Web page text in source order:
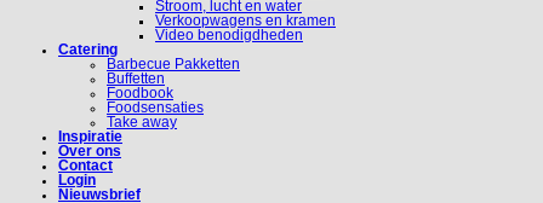
Stroom, lucht en water
Verkoopwagens en kramen
Video benodigdheden
Catering
Barbecue Pakketten
Buffetten
Foodbook
Foodsensaties
Take away
Inspiratie
Over ons
Contact
Login
Nieuwsbrief